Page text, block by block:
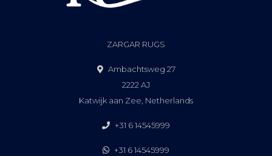
ZARGAR RUGS
Ambachtsweg 27
2222 AJ
Katwijk aan Zee, Netherlands
+31 6 14545999
+31 6 14545999